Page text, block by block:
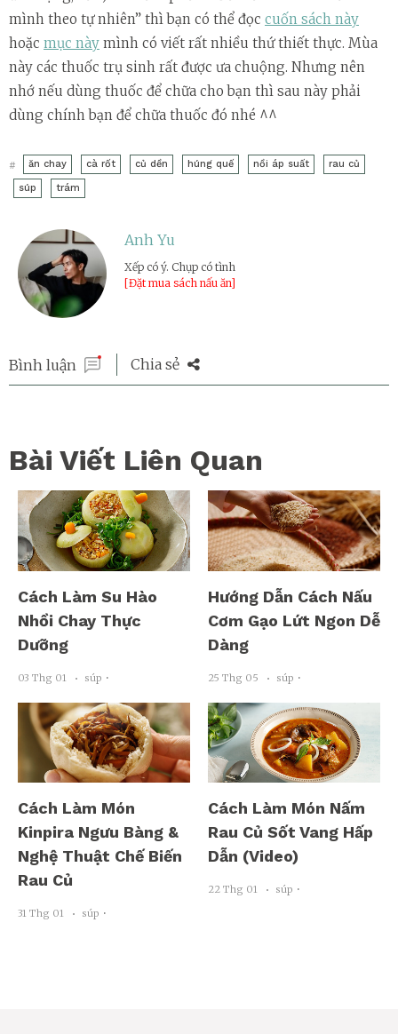
mình theo tự nhiên” thì bạn có thể đọc cuốn sách này
hoặc mục này mình có viết rất nhiều thứ thiết thực. Mùa
này các thuốc trụ sinh rất được ưa chuộng. Nhưng nên
nhớ nếu dùng thuốc để chữa cho bạn thì sau này phải
dùng chính bạn để chữa thuốc đó nhé ^^
# ăn chay cà rốt củ dền húng quế nồi áp suất rau củ
súp trám
Anh Yu
Xếp có ý. Chụp có tình
[Đặt mua sách nấu ăn]
Bình luận Chia sẻ
Bài Viết Liên Quan
Cách Làm Su Hào
Nhồi Chay Thực
Dưỡng
03 Thg 01 súp ･
Hướng Dẫn Cách Nấu
Cơm Gạo Lứt Ngon Dễ
Dàng
25 Thg 05 súp ･
Cách Làm Món
Kinpira Ngưu Bàng &
Nghệ Thuật Chế Biến
Rau Củ
31 Thg 01 súp ･
Cách Làm Món Nấm
Rau Củ Sốt Vang Hấp
Dẫn (Video)
22 Thg 01 súp ･